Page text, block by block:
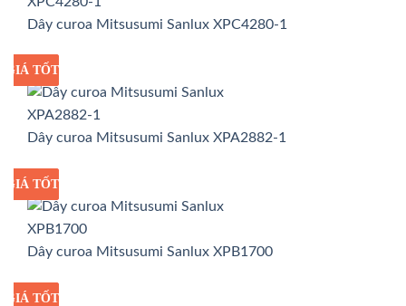
Dây curoa Mitsusumi Sanlux XPC4280-1
GIÁ SỈ
GIÁ TỐT
Dây curoa Mitsusumi Sanlux XPA2882-1
GIÁ SỈ
GIÁ TỐT
Dây curoa Mitsusumi Sanlux XPB1700
GIÁ SỈ
GIÁ TỐT